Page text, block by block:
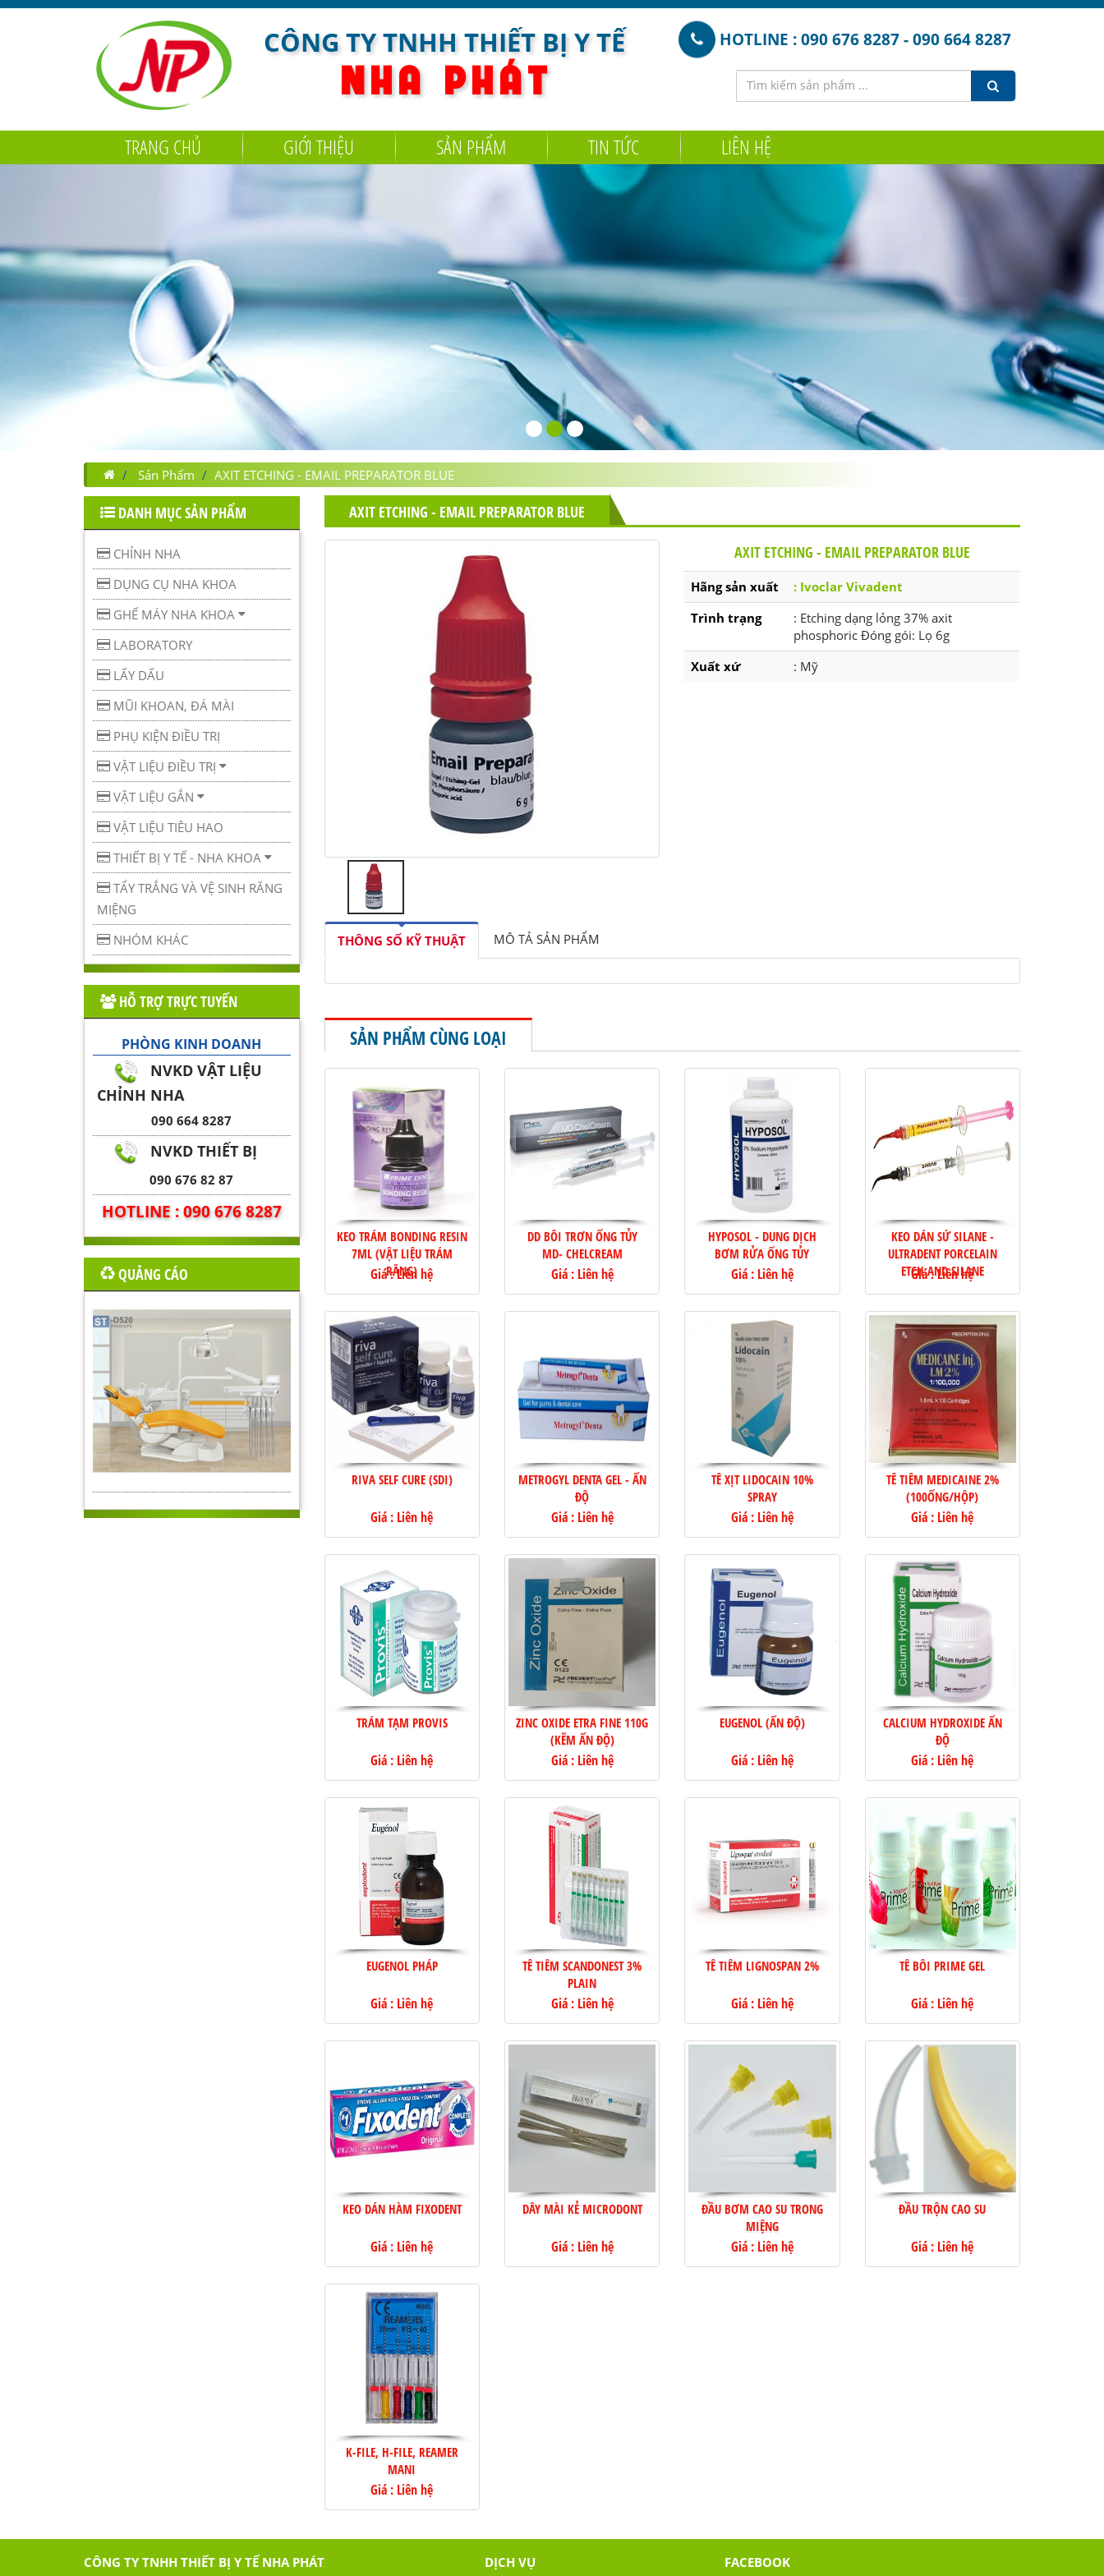
CÔNG TY TNHH THIẾT BỊ Y TẾ
N H A P H Á T
HOTLINE : 090 676 8287 - 090 664 8287
TRANG CHỦ GIỚI THIỆU SẢN PHẨM TIN TỨC LIÊN HỆ
Sản Phẩm AXIT ETCHING - EMAIL PREPARATOR BLUE
DANH MỤC SẢN PHẨM
CHỈNH NHA
DỤNG CỤ NHA KHOA
GHẾ MÁY NHA KHOA
LABORATORY
LẤY DẤU
MŨI KHOAN, ĐÁ MÀI
PHỤ KIỆN ĐIỀU TRỊ
VẬT LIỆU ĐIỀU TRỊ
VẬT LIỆU GẮN
VẬT LIỆU TIÊU HAO
THIẾT BỊ Y TẾ - NHA KHOA
TẨY TRẮNG VÀ VỆ SINH RĂNG
MIỆNG
NHÓM KHÁC
HỖ TRỢ TRỰC TUYẾN
PHÒNG KINH DOANH
NVKD VẬT LIỆU
CHỈNH NHA
090 664 8287
NVKD THIẾT BỊ
090 676 82 87
HOTLINE : 090 676 8287
QUẢNG CÁO
AXIT ETCHING - EMAIL PREPARATOR BLUE
AXIT ETCHING - EMAIL PREPARATOR BLUE
Hãng sản xuất
: Ivoclar Vivadent
Trình trạng
: Etching dạng lỏng 37% axit
phosphoric Đóng gói: Lọ 6g
Xuất xứ
: Mỹ
THÔNG SỐ KỸ THUẬT MÔ TẢ SẢN PHẨM
SẢN PHẨM CÙNG LOẠI
KEO TRÁM BONDING RESIN
7ML (VẬT LIỆU TRÁM
RĂNG)
Giá : Liên hệ
DD BÔI TRƠN ỐNG TỦY
MD- CHELCREAM
Giá : Liên hệ
HYPOSOL - DUNG DỊCH
BƠM RỬA ỐNG TỦY
Giá : Liên hệ
KEO DÁN SỨ SILANE -
ULTRADENT PORCELAIN
ETCH AND SILANE
Giá : Liên hệ
RIVA SELF CURE (SDI)
Giá : Liên hệ
METROGYL DENTA GEL - ẤN
ĐỘ
Giá : Liên hệ
TÊ XỊT LIDOCAIN 10%
SPRAY
Giá : Liên hệ
TÊ TIÊM MEDICAINE 2%
(100ỐNG/HỘP)
Giá : Liên hệ
TRÁM TẠM PROVIS
Giá : Liên hệ
ZINC OXIDE ETRA FINE 110G
(KẼM ẤN ĐỘ)
Giá : Liên hệ
EUGENOL (ẤN ĐỘ)
Giá : Liên hệ
CALCIUM HYDROXIDE ẤN
ĐỘ
Giá : Liên hệ
EUGENOL PHÁP
Giá : Liên hệ
TÊ TIÊM SCANDONEST 3%
PLAIN
Giá : Liên hệ
TÊ TIÊM LIGNOSPAN 2%
Giá : Liên hệ
TÊ BÔI PRIME GEL
Giá : Liên hệ
KEO DÁN HÀM FIXODENT
Giá : Liên hệ
DÂY MÀI KẺ MICRODONT
Giá : Liên hệ
ĐẦU BƠM CAO SU TRONG
MIỆNG
Giá : Liên hệ
ĐẦU TRỘN CAO SU
Giá : Liên hệ
K-FILE, H-FILE, REAMER
MANI
Giá : Liên hệ
CÔNG TY TNHH THIẾT BỊ Y TẾ NHA PHÁT DỊCH VỤ FACEBOOK